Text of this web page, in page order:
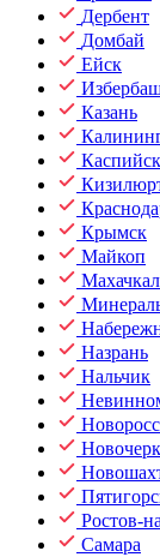
Дербент
Домбай
Ейск
Казань
Каспийск
Крымск
Майкоп
Назрань
Нальчик
Ростов-
Самара